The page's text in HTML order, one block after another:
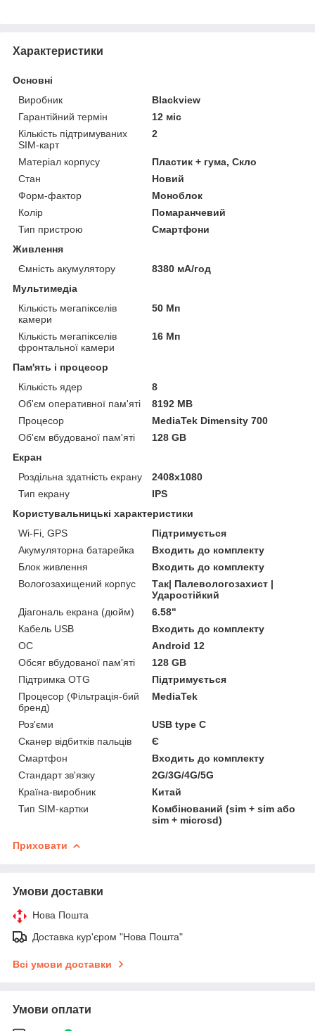
Характеристики
Основні
Виробник
Blackview
Гарантійний термін
12 міс
Кількість підтримуваних
SIM-карт
2
Матеріал корпусу
Пластик + гума, Скло
Стан
Новий
Форм-фактор
Моноблок
Колір
Помаранчевий
Тип пристрою
Смартфони
Живлення
Ємність акумулятору
8380 мА/год
Мультимедіа
Кількість мегапікселів
камери
50 Мп
Кількість мегапікселів
фронтальної камери
16 Мп
Пам'ять і процесор
Кількість ядер
8
Об'єм оперативної пам'яті
8192 MB
Процесор
MediaTek Dimensity 700
Об'єм вбудованої пам'яті
128 GB
Екран
Роздільна здатність екрану
2408x1080
Тип екрану
IPS
Користувальницькі характеристики
Wi-Fi, GPS
Підтримується
Акумуляторна батарейка
Входить до комплекту
Блок живлення
Входить до комплекту
Вологозахищений корпус
Так| Палевологозахист |
Ударостійкий
Діагональ екрана (дюйм)
6.58"
Кабель USB
Входить до комплекту
ОС
Android 12
Обсяг вбудованої пам'яті
128 GB
Підтримка OTG
Підтримується
Процесор (Фільтрація-бий
бренд)
MediaTek
Роз'єми
USB type C
Сканер відбитків пальців
Є
Смартфон
Входить до комплекту
Стандарт зв'язку
2G/3G/4G/5G
Країна-виробник
Китай
Тип SIM-картки
Комбінований (sim + sim або
sim + microsd)
Приховати
Умови доставки
Нова Пошта
Доставка кур'єром "Нова Пошта"
Всі умови доставки
Умови оплати